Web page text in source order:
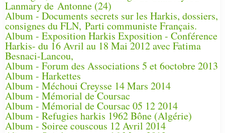
Lanmary de Antonne (24)
Album - Documents secrets sur les Harkis, dossiers,
consignes du FLN, Parti communiste Français.
Album - Exposition Harkis Exposition - Conférence
Harkis- du 16 Avril au 18 Mai 2012 avec Fatima
Besnaci-Lancou,
Album - Forum des Associations 5 et 6octobre 2013
Album - Harkettes
Album - Méchoui Creysse 14 Mars 2014
Album - Mémorial de Coursac
Album - Mémorial de Coursac 05 12 2014
Album - Refugies harkis 1962 Bône (Algérie)
Album - Soiree couscous 12 Avril 2014